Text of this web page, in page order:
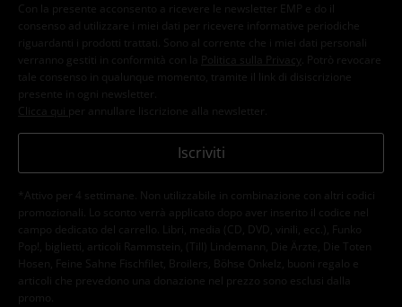
Con la presente acconsento a ricevere le newsletter EMP e do il
consenso ad utilizzare i miei dati per ricevere informative periodiche
riguardanti i prodotti trattati. Sono al corrente che i miei dati personali
verranno gestiti in conformità con la
Politica sulla Privacy
. Potrò revocare
tale consenso in qualunque momento, tramite il link di disiscrizione
presente in ogni newsletter.
Clicca qui per annullare liscrizione alla newsletter.
Iscriviti
*Attivo per 4 settimane. Non utilizzabile in combinazione con altri codici
promozionali. Lo sconto verrà applicato dopo aver inserito il codice nel
campo dedicato del carrello. Libri, media (CD, DVD, vinili, ecc.), Funko
Pop!, biglietti, articoli Rammstein, (Till) Lindemann, Die Ärzte, Die Toten
Hosen, Feine Sahne Fischfilet, Broilers, Böhse Onkelz, buoni regalo e
articoli che prevedono una donazione nel prezzo sono esclusi dalla
promo.